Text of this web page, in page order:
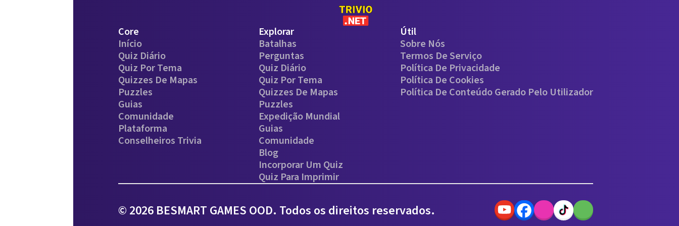
Core
Início
Quiz Diário
Quiz Por Tema
Quizzes De Mapas
Puzzles
Guias
Comunidade
Plataforma
Conselheiros Trivia
Explorar
Batalhas
Perguntas
Quiz Diário
Quiz Por Tema
Quizzes De Mapas
Puzzles
Expedição Mundial
Guias
Comunidade
Blog
Incorporar Um Quiz
Quiz Para Imprimir
Útil
Sobre Nós
Termos De Serviço
Política De Privacidade
Política De Cookies
Política De Conteúdo Gerado Pelo Utilizador
© 2026 BESMART GAMES OOD. Todos os direitos reservados.